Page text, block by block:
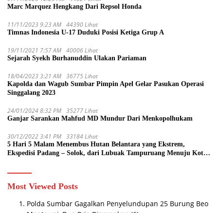
Marc Marquez Hengkang Dari Repsol Honda
11/11/2023 9:23 AM 44390 Lihat
Timnas Indonesia U-17 Duduki Posisi Ketiga Grup A
19/11/2021 7:57 AM 40006 Lihat
Sejarah Syekh Burhanuddin Ulakan Pariaman
18/04/2023 3:21 AM 36775 Lihat
Kapolda dan Wagub Sumbar Pimpin Apel Gelar Pasukan Operasi
Singgalang 2023
24/01/2024 8:32 PM 35277 Lihat
Ganjar Sarankan Mahfud MD Mundur Dari Menkopolhukam
30/12/2022 3:41 PM 33184 Lihat
5 Hari 5 Malam Menembus Hutan Belantara yang Ekstrem,
Ekspedisi Padang – Solok, dari Lubuak Tampuruang Menuju Koto
Most Viewed Posts
Polda Sumbar Gagalkan Penyelundupan 25 Burung Beo